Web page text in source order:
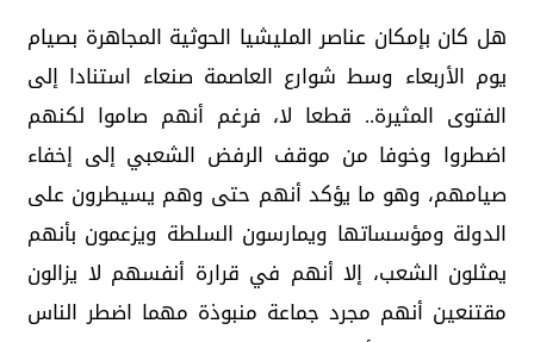
هل كان بإمكان عناصر المليشيا الحوثية المجاهرة بصيام
يوم الأربعاء وسط شوارع العاصمة صنعاء استنادا إلى
الفتوى المثيرة.. قطعا لا، فرغم أنهم صاموا لكنهم
اضطروا وخوفا من موقف الرفض الشعبي إلى إخفاء
صيامهم، وهو ما يؤكد أنهم حتى وهم يسيطرون على
الدولة ومؤسساتها ويمارسون السلطة ويزعمون بأنهم
يمثلون الشعب، إلا أنهم في قرارة أنفسهم لا يزالون
مقتنعين أنهم مجرد جماعة منبوذة مهما اضطر الناس